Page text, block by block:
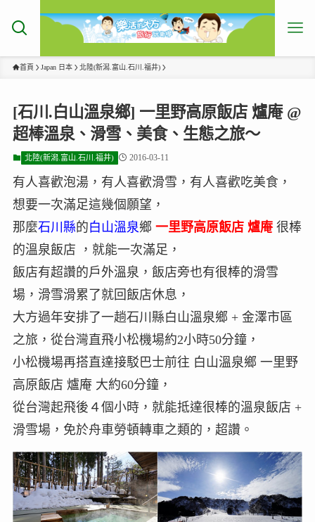
首頁 Japan 日本 北陸(新潟.富山.石川.福井)
[石川.白山溫泉鄉] 一里野高原飯店 爐庵 @
超棒溫泉、滑雪、美食、生態之旅～
北陸(新潟.富山.石川.福井) 2016-03-11
有人喜歡泡湯，有人喜歡滑雪，有人喜歡吃美食，
想要一次滿足這幾個願望，
那麼石川縣的白山溫泉鄉 一里野高原飯店 爐庵很棒
的溫泉飯店 ，就能一次滿足，
飯店有超讚的戶外溫泉，飯店旁也有很棒的滑雪
場，滑雪滑累了就回飯店休息，
大方過年安排了一趟石川縣白山溫泉鄉 + 金澤市區
之旅，從台灣直飛小松機場約2小時50分鐘，
小松機場再搭直達接駁巴士前往 白山溫泉鄉 一里野
高原飯店 爐庵 大約60分鐘，
從台灣起飛後４個小時，就能抵達很棒的溫泉飯店 +
滑雪場，免於舟車勞頓轉車之類的，超讚。